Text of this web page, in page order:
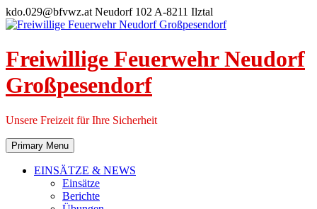
Skip
to
kdo.029@bfvwz.at Neudorf 102 A-8211 Ilztal
Freiwillige Feuerwehr Neudorf
Großpesendorf
Unsere Freizeit für Ihre Sicherheit
Primary Menu
EINSÄTZE & NEWS
Einsätze
Berichte